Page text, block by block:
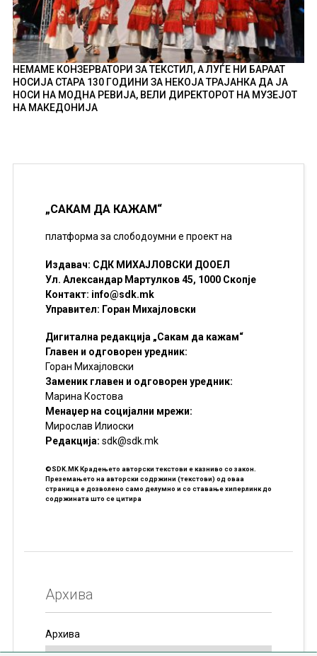
НЕМАМЕ КОНЗЕРВАТОРИ ЗА ТЕКСТИЛ, А ЛУЃЕ НИ БАРААТ
НОСИЈА СТАРА 130 ГОДИНИ ЗА НЕКОЈА ТРАЈАНКА ДА ЈА
НОСИ НА МОДНА РЕВИЈА, ВЕЛИ ДИРЕКТОРОТ НА МУЗЕЈОТ
НА МАКЕДОНИЈА
„САКАМ ДА КАЖАМ“
платформа за слободоумни е проект на
Издавач: СДК МИХАЈЛОВСКИ ДООЕЛ
Ул. Александар Мартулков 45, 1000 Скопје
Контакт: info@sdk.mk
Управител: Горан Михајловски
Дигитална редакција „Сакам да кажам“
Главен и одговорен уредник:
Горан Михајловски
Заменик главен и одговорен уредник:
Марина Костова
Менаџер на социјални мрежи:
Мирослав Илиоски
Редакцијa: sdk@sdk.mk
©SDK.MK Крадењето авторски текстови е казниво со закон.
Преземањето на авторски содржини (текстови) од оваа
страница е дозволено само делумно и со ставање хиперлинк до
содржината што се цитира
Архива
Архива